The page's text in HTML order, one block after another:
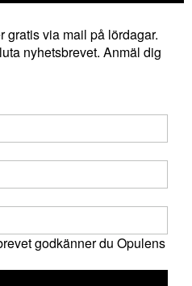
gratis via mail på lördagar.
nyhetsbrevet. Anmäl dig
godkänner du Opulens